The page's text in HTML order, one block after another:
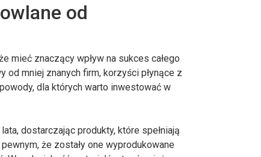
od
mieć znaczący wpływ na sukces całego
mniej znanych firm, korzyści płynące z
dla których warto inwestować w
dostarczając produkty, które spełniają
że zostały one wyprodukowane